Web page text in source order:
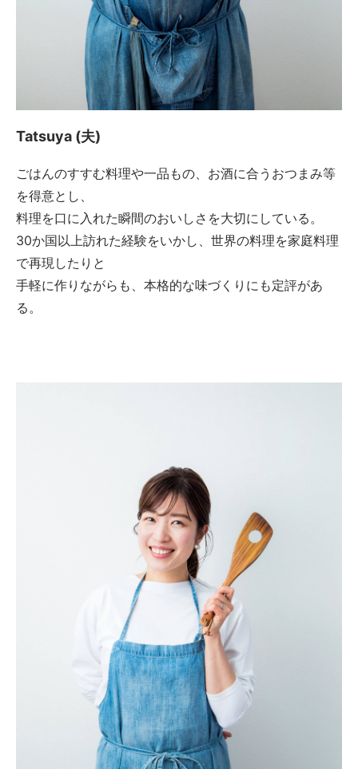
Tatsuya (夫)
ごはんのすすむ料理や一品もの、お酒に合うおつまみ等
を得意とし、
料理を口に入れた瞬間のおいしさを大切にしている。
30か国以上訪れた経験をいかし、世界の料理を家庭料理
で再現したりと
手軽に作りながらも、本格的な味づくりにも定評があ
る。